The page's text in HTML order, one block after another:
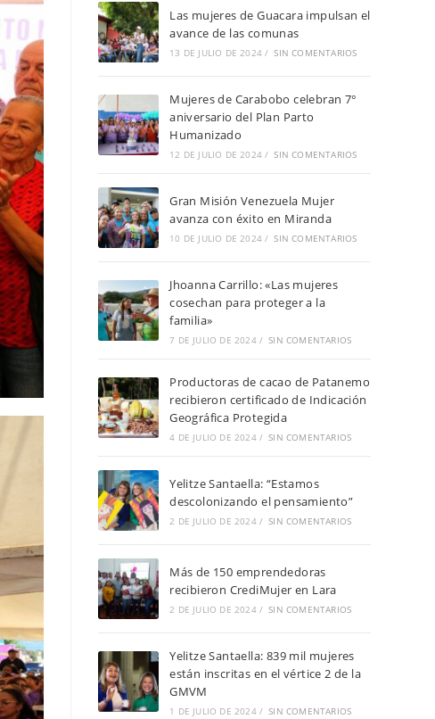
Las mujeres de Guacara impulsan el
avance de las comunas
13 DE JULIO DE 2024 / SIN COMENTARIOS
Mujeres de Carabobo celebran 7°
aniversario del Plan Parto
Humanizado
12 DE JULIO DE 2024 / SIN COMENTARIOS
Gran Misión Venezuela Mujer
avanza con éxito en Miranda
10 DE JULIO DE 2024 / SIN COMENTARIOS
Jhoanna Carrillo: «Las mujeres
cosechan para proteger a la
familia»
7 DE JULIO DE 2024 / SIN COMENTARIOS
Productoras de cacao de Patanemo
recibieron certificado de Indicación
Geográfica Protegida
4 DE JULIO DE 2024 / SIN COMENTARIOS
Yelitze Santaella: “Estamos
descolonizando el pensamiento”
2 DE JULIO DE 2024 / SIN COMENTARIOS
Más de 150 emprendedoras
recibieron CrediMujer en Lara
2 DE JULIO DE 2024 / SIN COMENTARIOS
Yelitze Santaella: 839 mil mujeres
están inscritas en el vértice 2 de la
GMVM
1 DE JULIO DE 2024 / SIN COMENTARIOS